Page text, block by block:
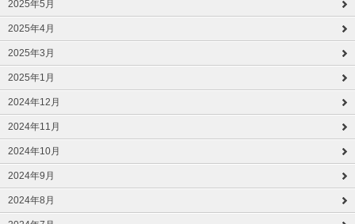
2025年5月
2025年4月
2025年3月
2025年1月
2024年12月
2024年11月
2024年10月
2024年9月
2024年8月